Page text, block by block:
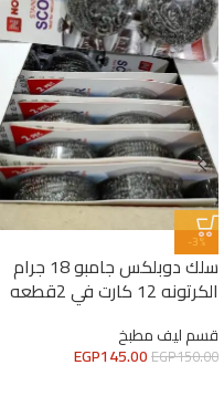
-3%
سلك دوبلكس جامبو 18 جرام
الكرتونه 12 كارت في 2قطعه
قسم ليف مطبخ
EGP150.00
EGP145.00